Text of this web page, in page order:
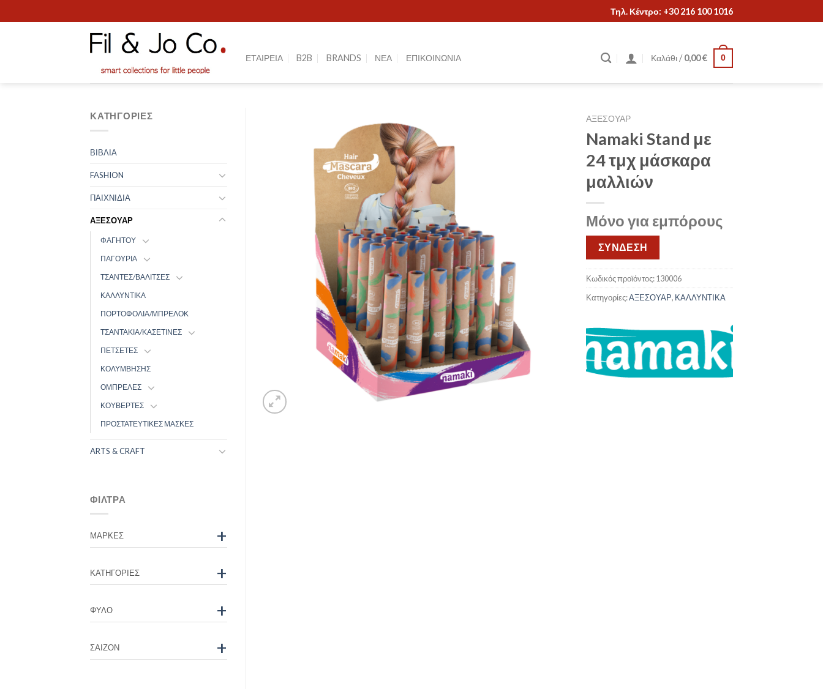
to
Τηλ. Κέντρο: +30 216 100 1016
ΕΤΑΙΡΕΙΑ B2B BRANDS ΝΕΑ ΕΠΙΚΟΙΝΩΝΙΑ Καλάθι /0,00€ 0
ΑΞΕΣΟΥΑΡ
Namaki Stand με
24 τμχ μάσκαρα
μαλλιών
Μόνο για εμπόρους
ΣΥΝΔΕΣΗ
Κωδικός προϊόντος:130006
Κατηγορίες:ΑΞΕΣΟΥΑΡ, ΚΑΛΛΥΝΤΙΚΑ
ΚΑΤΗΓΟΡΊΕΣ
ΒΙΒΛΙΑ
FASHION
ΠΑΙΧΝΙΔΙΑ
ΑΞΕΣΟΥΑΡ
ΦΑΓΗΤΟΥ
ΠΑΓΟΥΡΙΑ
ΤΣΑΝΤΕΣ/ΒΑΛΙΤΣΕΣ
ΚΑΛΛΥΝΤΙΚΑ
ΠΟΡΤΟΦΟΛΙΑ/ΜΠΡΕΛΟΚ
ΤΣΑΝΤΑΚΙΑ/ΚΑΣΕΤΙΝΕΣ
ΠΕΤΣΕΤΕΣ
ΚΟΛΥΜΒΗΣΗΣ
ΟΜΠΡΕΛΕΣ
ΚΟΥΒΕΡΤΕΣ
ΠΡΟΣΤΑΤΕΥΤΙΚΕΣ ΜΑΣΚΕΣ
ARTS & CRAFT
ΦΊΛΤΡΑ
ΜΆΡΚΕΣ +
ΚΑΤΗΓΟΡΊΕΣ +
ΦΎΛΟ +
ΣΑΙΖΌΝ +